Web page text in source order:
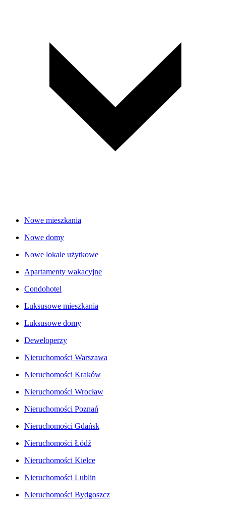
Nowe mieszkania
Nowe domy
Nowe lokale użytkowe
Apartamenty wakacyjne
Condohotel
Luksusowe mieszkania
Luksusowe domy
Deweloperzy
Nieruchomości Warszawa
Nieruchomości Kraków
Nieruchomości Wrocław
Nieruchomości Poznań
Nieruchomości Gdańsk
Nieruchomości Łódź
Nieruchomości Kielce
Nieruchomości Lublin
Nieruchomości Bydgoszcz